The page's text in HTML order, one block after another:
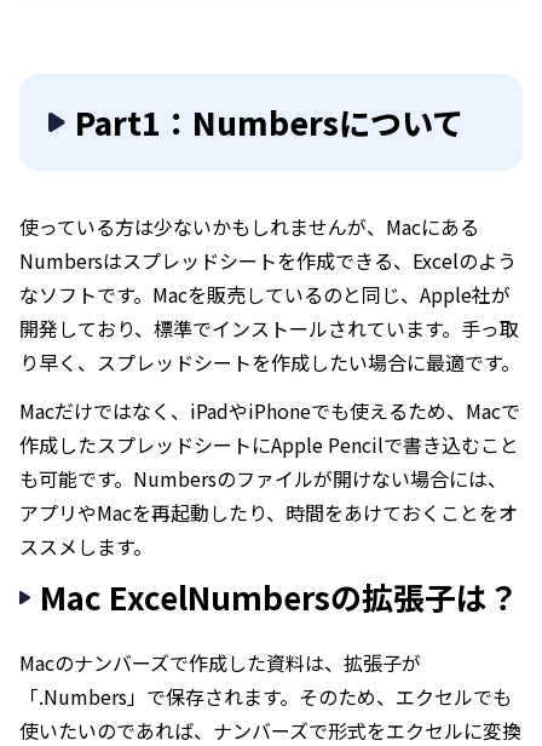
Part1：Numbersについて
使っている方は少ないかもしれませんが、Macにある
Numbersはスプレッドシートを作成できる、Excelのよう
なソフトです。Macを販売しているのと同じ、Apple社が
開発しており、標準でインストールされています。手っ取
り早く、スプレッドシートを作成したい場合に最適です。
Macだけではなく、iPadやiPhoneでも使えるため、Macで
作成したスプレッドシートにApple Pencilで書き込むこと
も可能です。Numbersのファイルが開けない場合には、
アプリやMacを再起動したり、時間をあけておくことをオ
ススメします。
Mac ExcelNumbersの拡張子は？
Macのナンバーズで作成した資料は、拡張子が
「.Numbers」で保存されます。そのため、エクセルでも
使いたいのであれば、ナンバーズで形式をエクセルに変換